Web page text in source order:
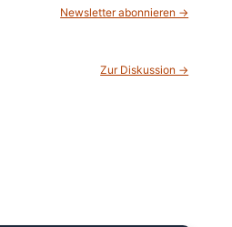
Newsletter abonnieren →
Zur Diskussion →